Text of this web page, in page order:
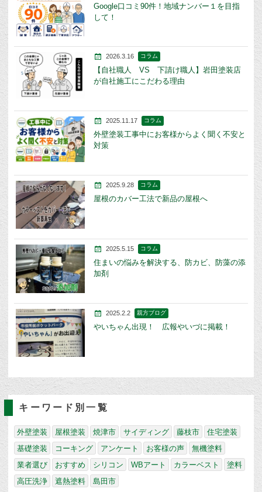
Google口コミ90件！地域ナンバー１を目指
して！
2026.3.16 コラム
【自社職人 VS 下請け職人】岩田塗装店
が自社施工にこだわる理由
2025.11.17 コラム
外壁塗装工事中にお客様からよく聞く不安と
対策
2025.9.28 コラム
屋根のカバー工法で新品の屋根へ
2025.5.15 コラム
住まいの悩みを解決する、防カビ、防藻の添
加剤
2025.2.2 親方ブログ
やいちゃん出現！ 広報やいづに掲載！
キーワード別一覧
外壁塗装 屋根塗装 焼津市 サイディング 藤枝市
住宅塗装
基礎塗装
コーキング アンケート お客様の声
無機塗料
業者選び
おすすめ シリコン WBアート カラーベスト
塗料
高圧洗浄
遮熱塗料 島田市